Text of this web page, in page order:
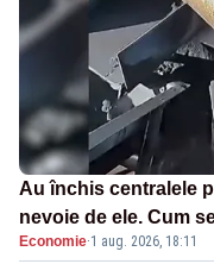
Au închis centralele
nevoie de ele. Cum
energetică
Economie·1 aug. 2026, 18:11